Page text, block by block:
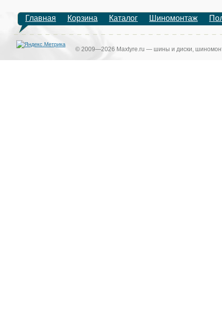
Главная Корзина Каталог Шиномонтаж
© 2009—2026 Maxtyre.ru — шины и диски,